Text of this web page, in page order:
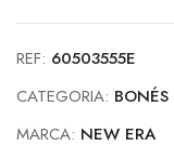
REF: 60503555E
CATEGORIA: BONÉS
MARCA: NEW ERA